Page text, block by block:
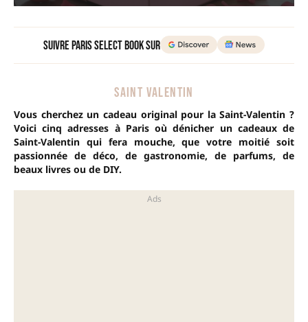
Suivre Paris Select Book sur
SAINT VALENTIN
Vous cherchez un cadeau original pour la Saint-Valentin ?
Voici cinq adresses à Paris où dénicher un cadeaux de
Saint-Valentin qui fera mouche, que votre moitié soit
passionnée de déco, de gastronomie, de parfums, de
beaux livres ou de DIY.